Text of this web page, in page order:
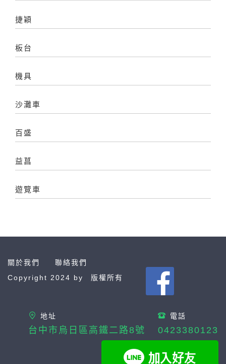
捷穎
板台
機具
沙灘車
百盛
益菖
遊覽車
關於我們
聯絡我們
Copyright 2024 by
版權所有
地址
台中市烏日區高鐵二路8號
電話
0423380123